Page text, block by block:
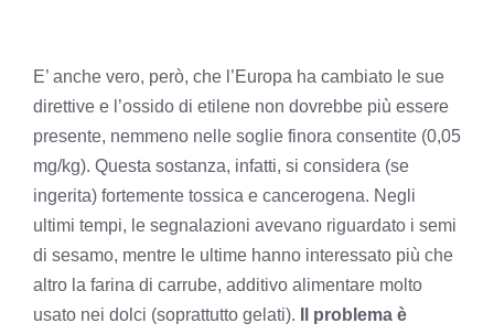
E’ anche vero, però, che l’Europa ha cambiato le sue
direttive e l’ossido di etilene non dovrebbe più essere
presente, nemmeno nelle soglie finora consentite (0,05
mg/kg). Questa sostanza, infatti, si considera (se
ingerita) fortemente tossica e cancerogena. Negli
ultimi tempi, le segnalazioni avevano riguardato i semi
di sesamo, mentre le ultime hanno interessato più che
altro la farina di carrube, additivo alimentare molto
usato nei dolci (soprattutto gelati).
Il problema è